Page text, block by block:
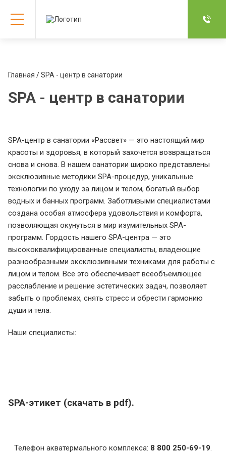
Главная / SPA - центр в санатории
SPA - центр в санатории
SPA-центр в санатории «Рассвет» — это настоящий мир
красоты и здоровья, в который захочется возвращаться
снова и снова. В нашем санатории широко представлены
эксклюзивные методики SPA-процедур, уникальные
технологии по уходу за лицом и телом, богатый выбор
водных и банных программ. Заботливыми специалистами
создана особая атмосфера удовольствия и комфорта,
позволяющая окунуться в мир изумительных SPA-
программ. Гордость нашего SPA-центра — это
высококвалифицированные специалисты, владеющие
разнообразными эксклюзивными техниками для работы с
лицом и телом. Все это обеспечивает всеобъемлющее
расслабление и решение эстетических задач, позволяет
забыть о проблемах, снять стресс и обрести гармонию
души и тела.
Наши специалисты:
SPA-этикет (скачать в pdf).
Телефон акватермального комплекса: 8 800 250-69-19.